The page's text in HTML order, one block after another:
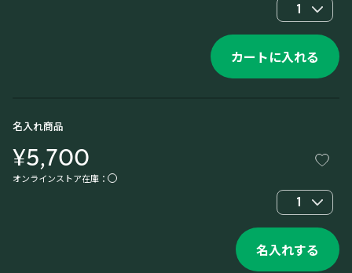
1
カートに入れる
名入れ商品
¥5,700
オンラインストア在庫：
1
名入れする